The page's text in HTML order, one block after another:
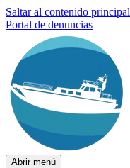
Saltar al contenido principal
Portal de denuncias
Abrir menú